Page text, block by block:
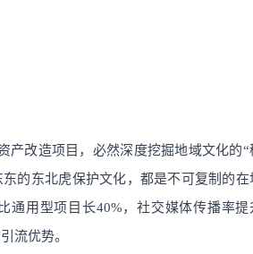
产改造项目，必然深度挖掘地域文化的“
的东北虎保护文化，都是不可复制的在
通用型项目长40%，社交媒体传播率提
流优势。